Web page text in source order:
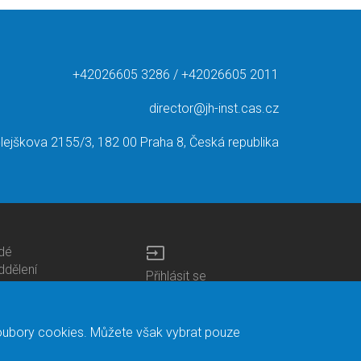
+42026605 3286 / +42026605 2011
director@jh-inst.cas.cz
2155/3, 182 00 Praha 8, Česká republika
input
Login
Přihlásit se
Mapa stránek
cookies. Můžete však vybrat pouze